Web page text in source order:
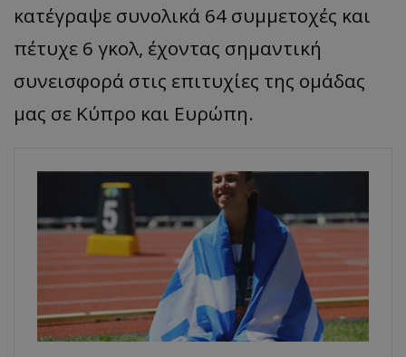
κατέγραψε συνολικά 64 συμμετοχές και
πέτυχε 6 γκολ, έχοντας σημαντική
συνεισφορά στις επιτυχίες της ομάδας
μας σε Κύπρο και Ευρώπη.